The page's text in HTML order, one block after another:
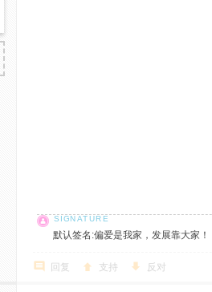
默认签名:偏爱是我家，发展靠大家
回复 支持 反对